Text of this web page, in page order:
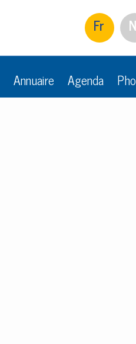
Fr
Annuaire Agenda